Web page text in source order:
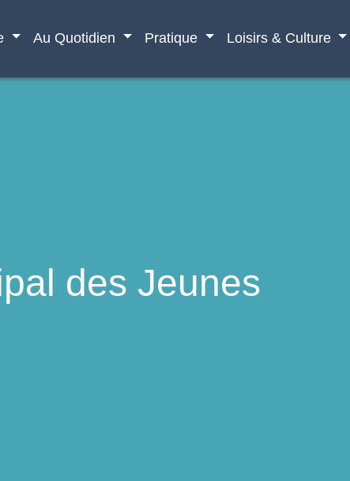
Au Quotidien Pratique Loisirs & Culture
des Jeunes